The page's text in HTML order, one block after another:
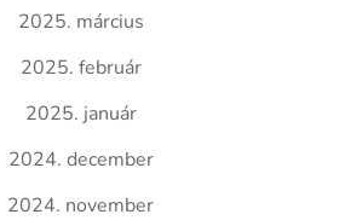
2025. március
2025. február
2025. január
2024. december
2024. november